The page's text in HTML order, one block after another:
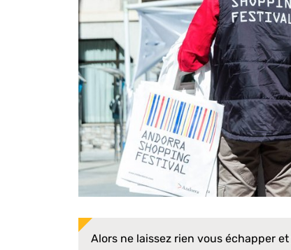
Alors ne laissez rien vous échapper et